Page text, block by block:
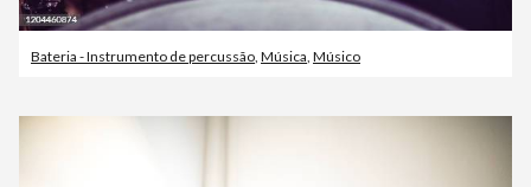
Bateria - Instrumento de percussão, Música, Músico